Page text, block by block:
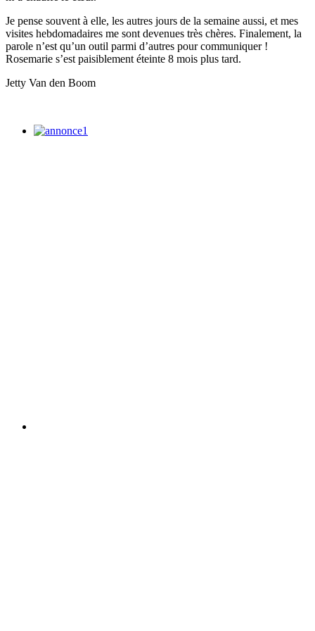
Je pense souvent à elle, les autres jours de la semaine aussi, et mes
visites hebdomadaires me sont devenues très chères. Finalement, la
parole n’est qu’un outil parmi d’autres pour communiquer !
Rosemarie s’est paisiblement éteinte 8 mois plus tard.
Jetty Van den Boom